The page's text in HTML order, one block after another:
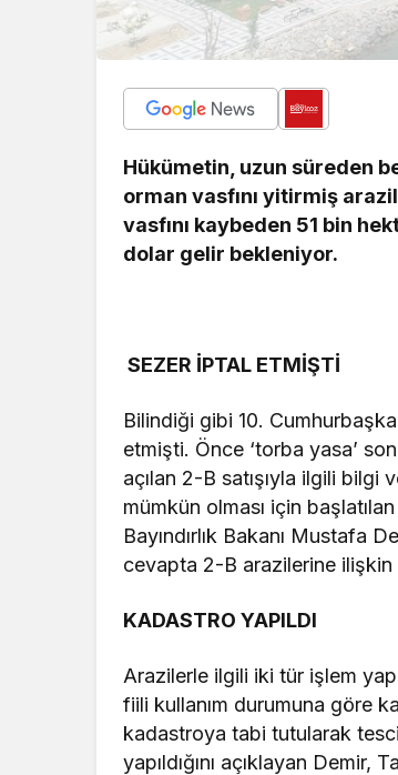
Hükümetin, uzun süreden
orman vasfını yitirmiş
vasfını kaybeden 51 bin
dolar gelir bekleniyor.
SEZER İPTAL ETMİŞTİ
Bilindiği gibi 10.
etmişti. Önce ‘torba yasa’
açılan 2-B satışıyla ilgili bilgi
mümkün olması için
Bayındırlık Bakanı Mustafa
cevapta 2-B arazilerine ilişkin
KADASTRO YAPILDI
Arazilerle ilgili iki tür işlem
fiili kullanım durumuna göre
kadastroya tabi tutularak
yapıldığını açıklayan